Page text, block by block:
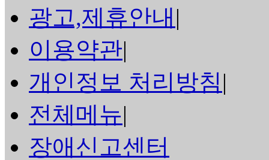
광고,제휴안내|
이용약관|
개인정보 처리방침 |
전체메뉴|
장애신고센터